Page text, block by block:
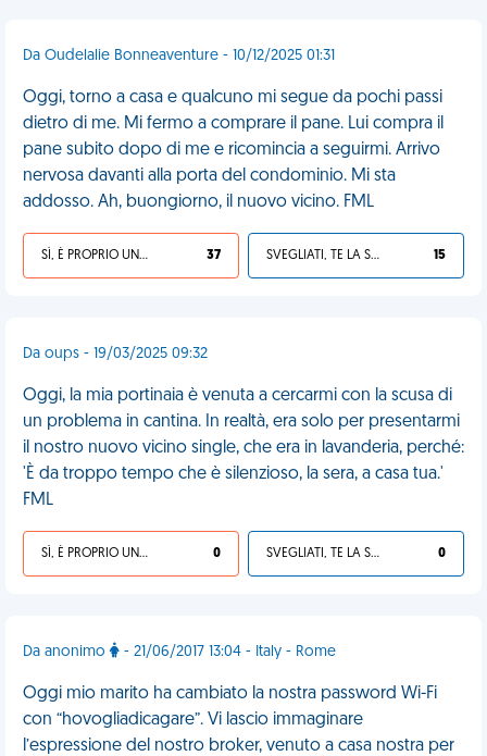
Da Oudelalie Bonneaventure - 10/12/2025 01:31
Oggi, torno a casa e qualcuno mi segue da pochi passi
dietro di me. Mi fermo a comprare il pane. Lui compra il
pane subito dopo di me e ricomincia a seguirmi. Arrivo
nervosa davanti alla porta del condominio. Mi sta
addosso. Ah, buongiorno, il nuovo vicino. FML
SÌ, È PROPRIO UNA VDM! 37 SVEGLIATI, TE LA SEI CERCATA! 15
Da oups - 19/03/2025 09:32
Oggi, la mia portinaia è venuta a cercarmi con la scusa di
un problema in cantina. In realtà, era solo per presentarmi
il nostro nuovo vicino single, che era in lavanderia, perché:
'È da troppo tempo che è silenzioso, la sera, a casa tua.'
FML
SÌ, È PROPRIO UNA VDM! 0 SVEGLIATI, TE LA SEI CERCATA! 0
Da anonimo - 21/06/2017 13:04 - Italy - Rome
Oggi mio marito ha cambiato la nostra password Wi-Fi
con “hovogliadicagare”. Vi lascio immaginare
l’espressione del nostro broker, venuto a casa nostra per